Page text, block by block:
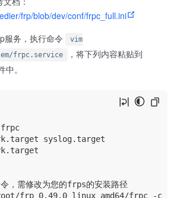
frp/blob/dev/conf/frpc_full.ini
服务，执行命令
vim
frpc.service
，将下列内容粘贴到
中。
syslog.target
，需修改为您的frps的安装路径
frp_0.49.0_linux_amd64/frpc -c